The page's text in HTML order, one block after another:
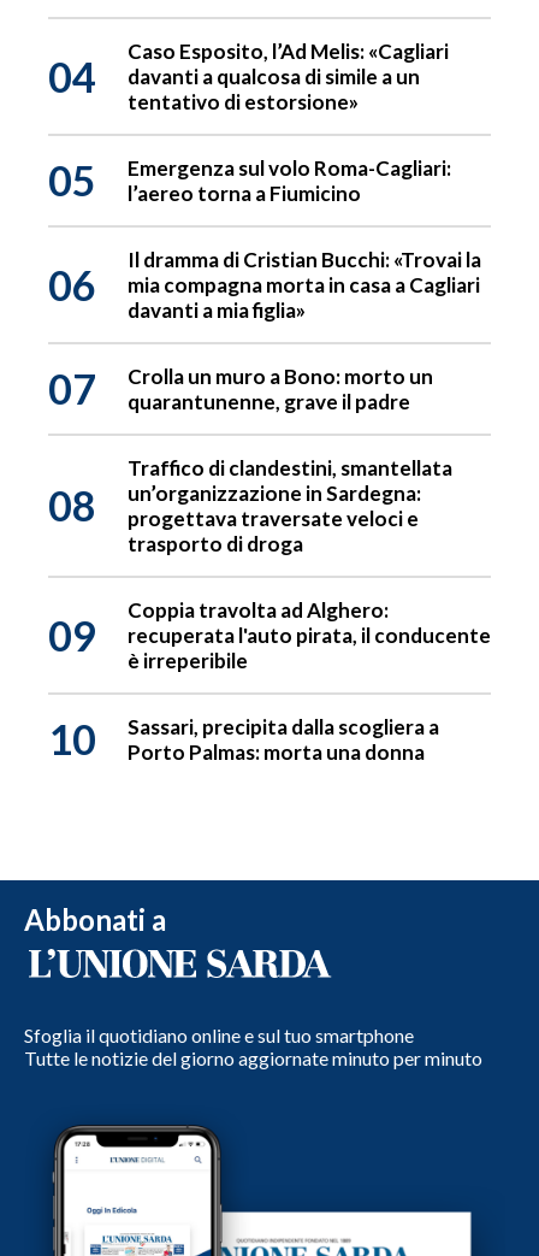
04
Caso Esposito, l’Ad Melis: «Cagliari
davanti a qualcosa di simile a un
tentativo di estorsione»
05
Emergenza sul volo Roma-Cagliari:
l’aereo torna a Fiumicino
06
Il dramma di Cristian Bucchi: «Trovai la
mia compagna morta in casa a Cagliari
davanti a mia figlia»
07
Crolla un muro a Bono: morto un
quarantunenne, grave il padre
08
Traffico di clandestini, smantellata
un’organizzazione in Sardegna:
progettava traversate veloci e
trasporto di droga
09
Coppia travolta ad Alghero:
recuperata l'auto pirata, il conducente
è irreperibile
10
Sassari, precipita dalla scogliera a
Porto Palmas: morta una donna
Abbonati a
Sfoglia il quotidiano online e sul tuo smartphone
Tutte le notizie del giorno aggiornate minuto per minuto